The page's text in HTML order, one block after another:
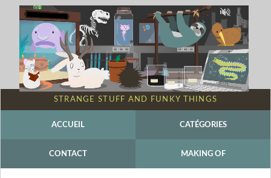
STRANGE STUFF AND FUNKY THINGS
ACCUEIL CATÉGORIES
CONTACT MAKING OF